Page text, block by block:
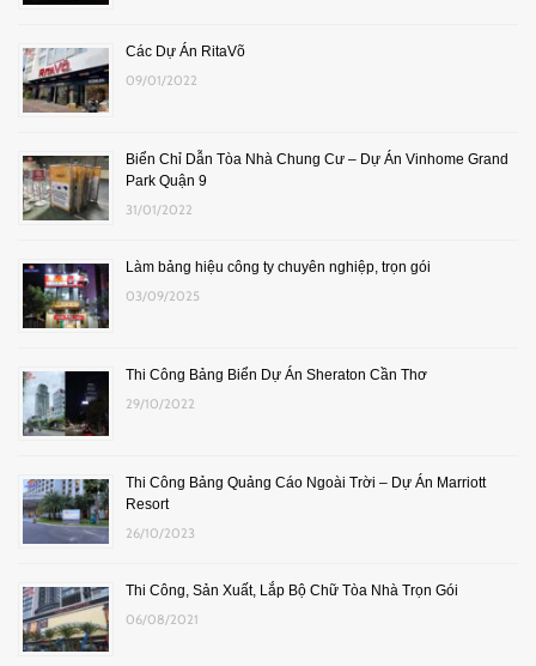
Các Dự Án RitaVõ
09/01/2022
Biển Chỉ Dẫn Tòa Nhà Chung Cư – Dự Án Vinhome Grand
Park Quận 9
31/01/2022
Làm bảng hiệu công ty chuyên nghiệp, trọn gói
03/09/2025
Thi Công Bảng Biển Dự Án Sheraton Cần Thơ
29/10/2022
Thi Công Bảng Quảng Cáo Ngoài Trời – Dự Án Marriott
Resort
26/10/2023
Thi Công, Sản Xuất, Lắp Bộ Chữ Tòa Nhà Trọn Gói
06/08/2021